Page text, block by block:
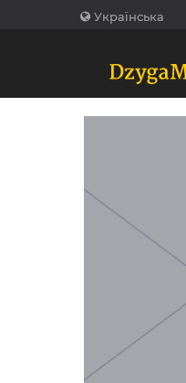
Українська